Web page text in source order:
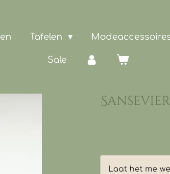
Tafelen
Sale
Laat het me